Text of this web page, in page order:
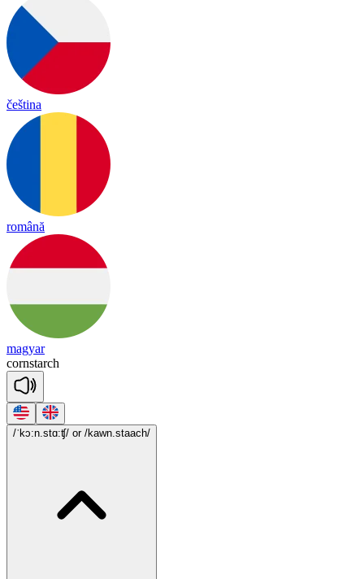
čeština
română
magyar
cornstarch
/ˈkɔ:n.stɑ:ʧ/ or /kawn.staach/